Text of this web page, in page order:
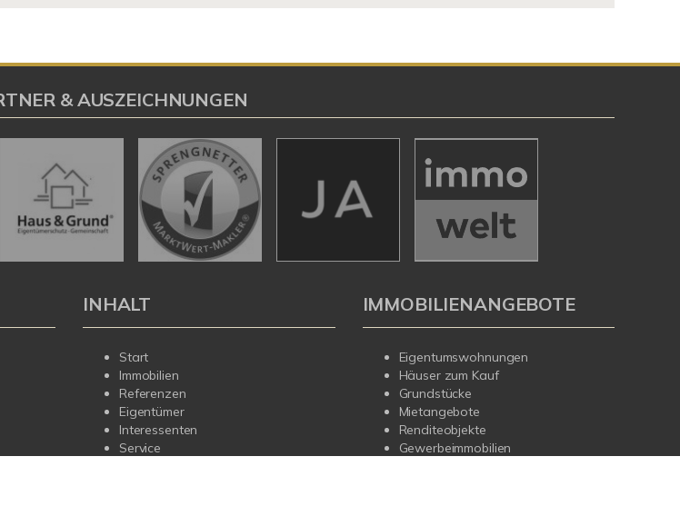
& AUSZEICHNUNGEN
INHALT
Start
Immobilien
Referenzen
Eigentümer
Interessenten
Service
IMMOBILIENANGEBOTE
Eigentumswohnungen
Häuser zum Kauf
Grundstücke
Mietangebote
Renditeobjekte
Gewerbeimmobilien